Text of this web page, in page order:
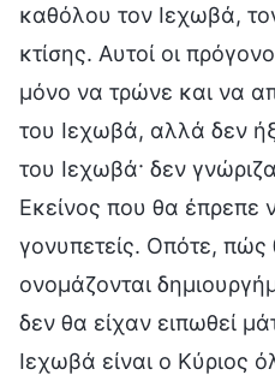
καθόλου τον Ιεχωβά,
κτίσης. Αυτοί οι
μόνο να τρώνε και να
του Ιεχωβά, αλλά δεν
του Ιεχωβά· δεν
Εκείνος που θα έπρεπε
γονυπετείς. Οπότε,
ονομάζονται
δεν θα είχαν ειπωθεί
Ιεχωβά είναι ο Κύριος